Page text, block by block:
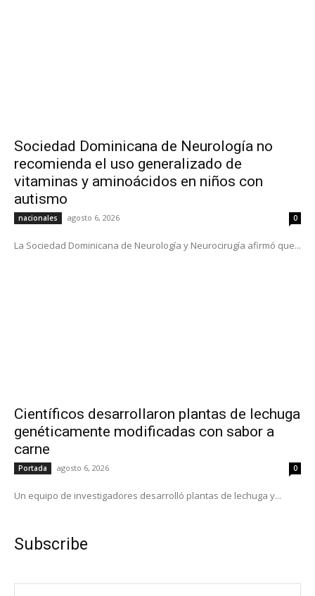
Sociedad Dominicana de Neurología no
recomienda el uso generalizado de
vitaminas y aminoácidos en niños con
autismo
nacionales agosto 6, 2026 0
La Sociedad Dominicana de Neurología y Neurocirugía afirmó que...
Científicos desarrollaron plantas de lechuga
genéticamente modificadas con sabor a
carne
Portada agosto 6, 2026 0
Un equipo de investigadores desarrolló plantas de lechuga y...
Subscribe